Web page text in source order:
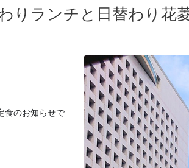
りランチと日替わり花
食のお知らせで